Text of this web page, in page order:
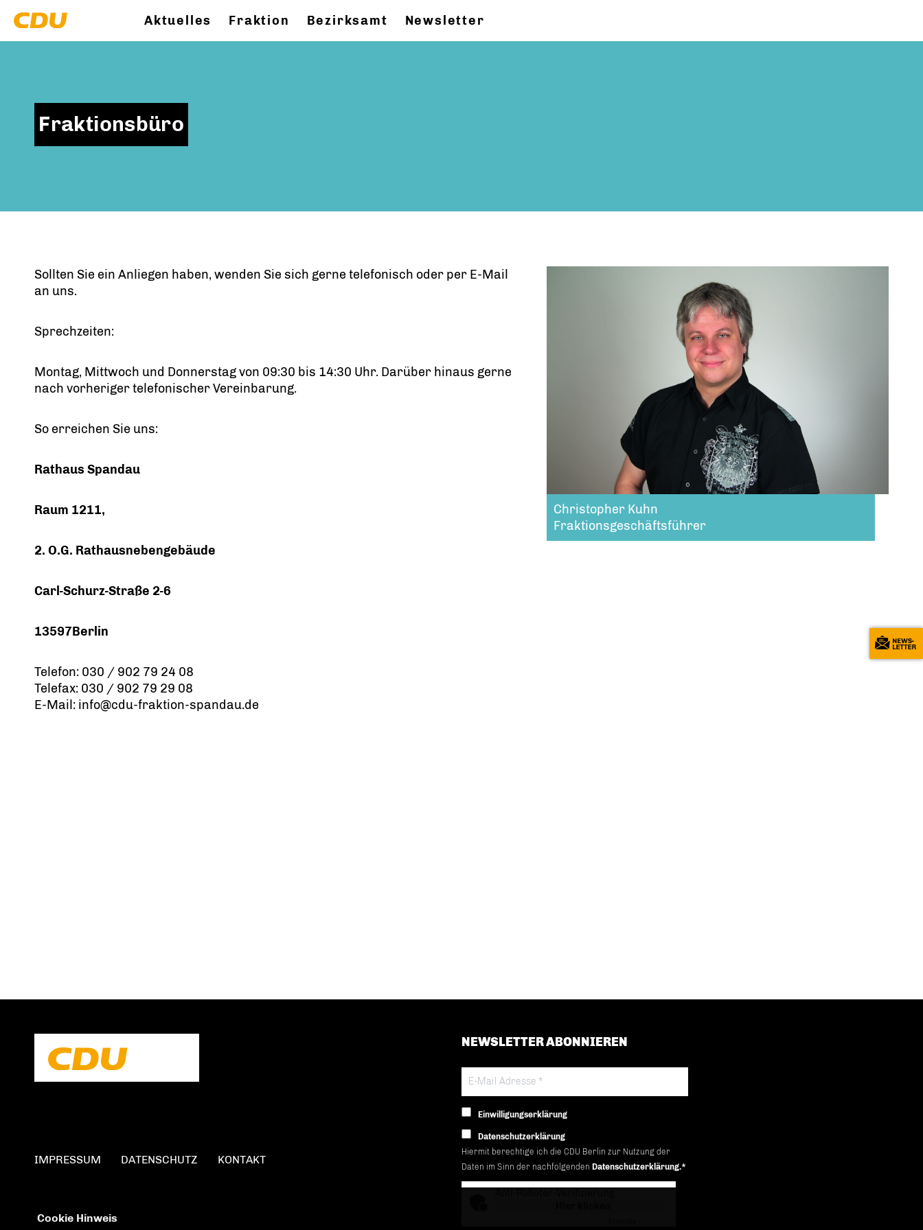
Aktuelles Fraktion Bezirksamt Newsletter
Fraktionsbüro
Christopher Kuhn
Fraktionsgeschäftsführer
Sollten Sie ein Anliegen haben, wenden Sie sich gerne telefonisch oder per E-Mail
an uns.
Sprechzeiten:
Montag, Mittwoch und Donnerstag von 09:30 bis 14:30 Uhr. Darüber hinaus gerne
nach vorheriger telefonischer Vereinbarung.
So erreichen Sie uns:
Rathaus Spandau
Raum 1211,
2. O.G. Rathausnebengebäude
Carl-Schurz-Straße 2-6
13597Berlin
Telefon: 030 / 902 79 24 08
Telefax: 030 / 902 79 29 08
E-Mail: info@cdu-fraktion-spandau.de
IMPRESSUM DATENSCHUTZ KONTAKT
NEWSLETTER ABONNIEREN
Einwilligungserklärung
Datenschutzerklärung
Hiermit berechtige ich die CDU Berlin zur Nutzung der
Daten im Sinn der nachfolgenden Datenschutzerklärung.*
Cookie Hinweis